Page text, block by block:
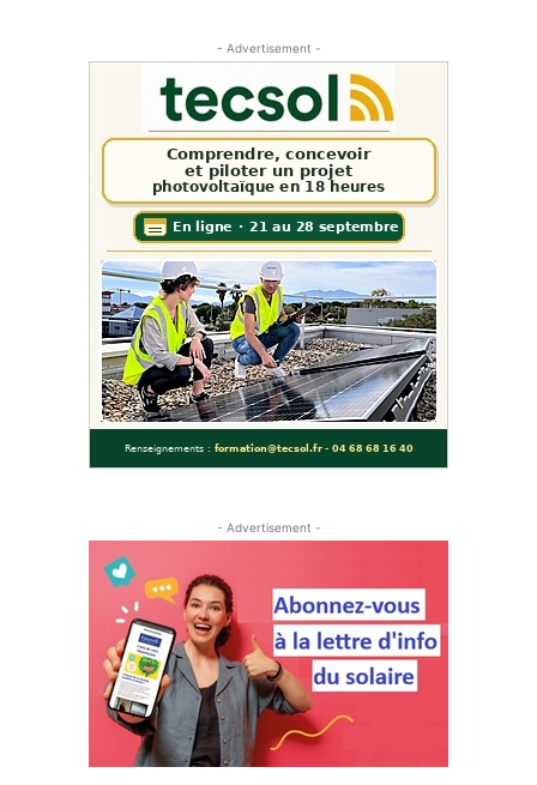
- Advertisement -
- Advertisement -